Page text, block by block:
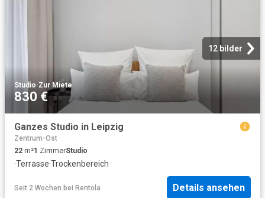
12 bilder
Studio·Zur Miete
830 €
Ganzes Studio in Leipzig
Zentrum-Ost
22 m²1 ZimmerStudio
·Terrasse·Trockenbereich
Seit 2 Wochen bei Rentola Details ansehen